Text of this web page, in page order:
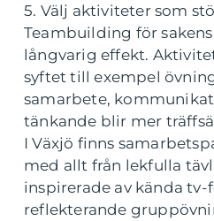
5. Välj aktiviteter som
Teambuilding för
långvarig effekt.
syftet till exempel
samarbete,
tänkande blir mer
I Växjö finns
med allt från lekfulla
inspirerade av kända
reflekterande